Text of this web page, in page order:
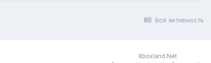
Вся активность
Xboxland.Net